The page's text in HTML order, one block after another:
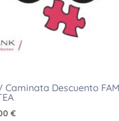
Caminata Descuento
€El